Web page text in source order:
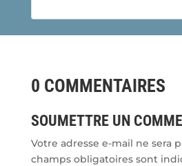
0 COMMENTAIRES
SOUMETTRE UN
Votre adresse e-mail ne sera
champs obligatoires sont